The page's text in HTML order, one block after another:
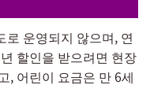
운영되지 않으며, 연
할인을 받으려면 현장
, 어린이 요금은 만 6세